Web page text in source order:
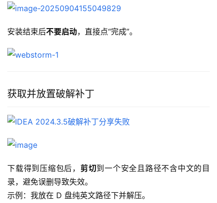
安装结束后不要启动，直接点“完成”。
获取并放置破解补丁
下载得到压缩包后， 剪切到一个安全且路径不含中文的目
录，避免误删导致失效。
示例：我放在 D 盘纯英文路径下并解压。